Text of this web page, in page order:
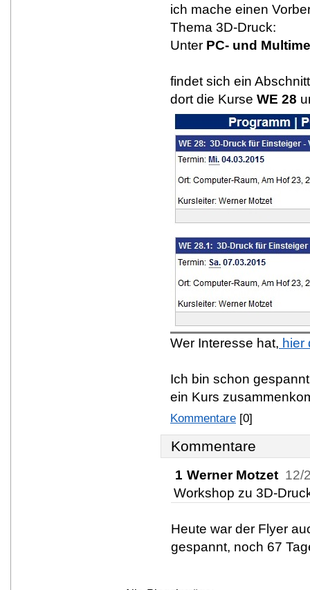
ich mache einen
Thema 3D-Druck:
Unter PC- und
findet sich ein
dort die Kurse WE 28
Wer Interesse hat, hier
Ich bin schon
ein Kurs
Kommentare [0]
Kommentare
1 Werner Motzet 12/
Workshop zu 3D-
Heute war der Flyer
gespannt, noch 67